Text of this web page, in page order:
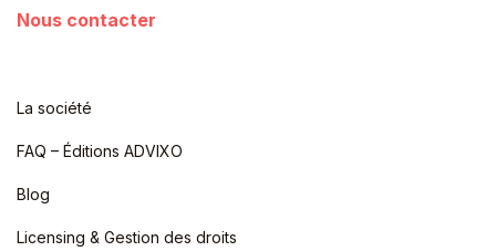
Nous contacter
La société
FAQ – Éditions ADVIXO
Blog
Licensing & Gestion des droits